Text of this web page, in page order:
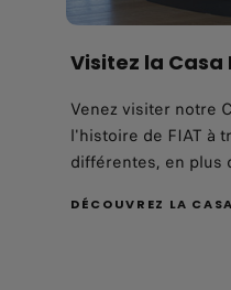
Visitez la Casa
Venez visiter notre
l'histoire de FIAT à
différentes, en plus
DÉCOUVREZ LA